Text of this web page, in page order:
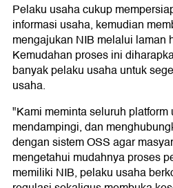
Pelaku usaha cukup
informasi usaha, kemudian
mengajukan NIB melalui laman
Kemudahan proses ini
banyak pelaku usaha untuk
usaha.
"Kami meminta seluruh
mendampingi, dan
dengan sistem OSS agar
mengetahui mudahnya proses
memiliki NIB, pelaku usaha